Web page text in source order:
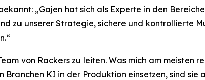
„Gajen hat sich als Experte in den
zu unserer Strategie, sichere und kontrollierte
von Rackers zu leiten. Was mich am meisten
Branchen KI in der Produktion einsetzen, sind